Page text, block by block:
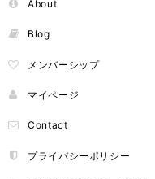
About
Blog
メンバーシップ
マイページ
Contact
プライバシーポリシー